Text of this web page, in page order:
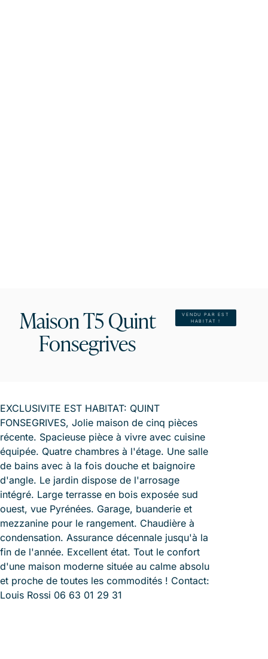
Maison T5 Quint
Fonsegrives
VENDU PAR EST
HABITAT !
EXCLUSIVITE EST HABITAT: QUINT
FONSEGRIVES, Jolie maison de cinq pièces
récente. Spacieuse pièce à vivre avec cuisine
équipée. Quatre chambres à l'étage. Une salle
de bains avec à la fois douche et baignoire
d'angle. Le jardin dispose de l'arrosage
intégré. Large terrasse en bois exposée sud
ouest, vue Pyrénées. Garage, buanderie et
mezzanine pour le rangement. Chaudière à
condensation. Assurance décennale jusqu'à la
fin de l'année. Excellent état. Tout le confort
d'une maison moderne située au calme absolu
et proche de toutes les commodités ! Contact:
Louis Rossi 06 63 01 29 31